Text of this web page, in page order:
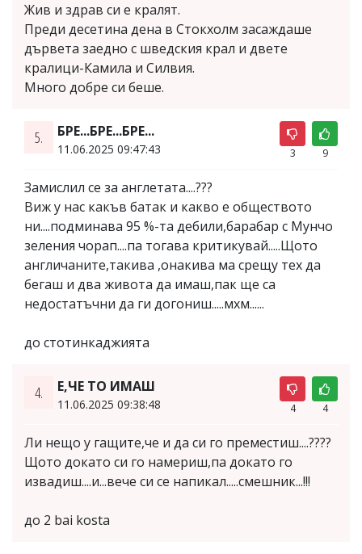
Жив и здрав си е кралят.
Преди десетина дена в Стокхолм засаждаше
дървета заедно с шведския крал и двете
кралици-Камила и Силвия.
Много добре си беше.
5. БРЕ...БРЕ...БРЕ...
11.06.2025 09:47:43 3 9
Замислил се за англетата....???
Виж у нас какъв батак и какво е обществото
ни....подминава 95 %-та дебили,барабар с Мунчо
зеления чорап....па тогава критикувай.....Щото
англичаните,такива ,онакива ма срещу тех да
бегаш и два живота да имаш,пак ще са
недостатъчни да ги догониш.....мхм......
до стотинкаджията
4. Е,ЧЕ ТО ИМАШ
11.06.2025 09:38:48 4 4
Ли нещо у гащите,че и да си го преместиш....????
Щото докато си го намериш,па докато го
извадиш....и...вече си се напикал.....смешник...!!!
до 2 bai kosta